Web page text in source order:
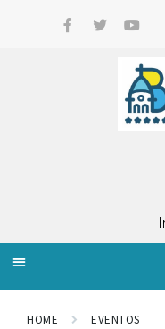
HOME EVENTOS